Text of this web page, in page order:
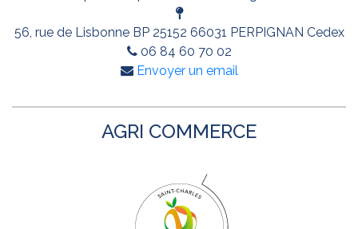
56, rue de Lisbonne BP 25152 66031 PERPIGNAN Cedex
06 84 60 70 02
Envoyer un email
AGRI COMMERCE